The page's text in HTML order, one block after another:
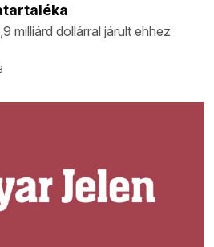
milliárd dollárral járult ehhez